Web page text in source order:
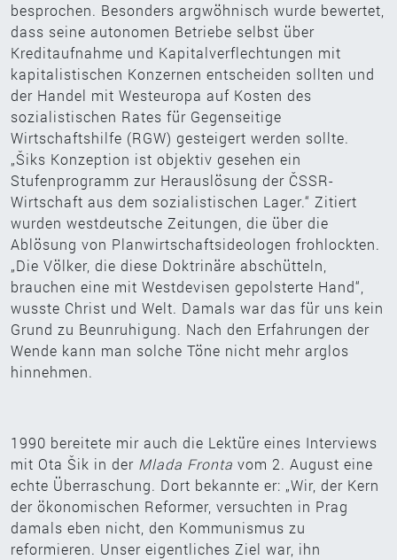
besprochen. Besonders argwöhnisch wurde bewertet,
dass seine autonomen Betriebe selbst über
Kreditaufnahme und Kapitalverflechtungen mit
kapitalistischen Konzernen entscheiden sollten und
der Handel mit Westeuropa auf Kosten des
sozialistischen Rates für Gegenseitige
Wirtschaftshilfe (RGW) gesteigert werden sollte.
„Šiks Konzeption ist objektiv gesehen ein
Stufenprogramm zur Herauslösung der ČSSR-
Wirtschaft aus dem sozialistischen Lager.“ Zitiert
wurden westdeutsche Zeitungen, die über die
Ablösung von Planwirtschaftsideologen frohlockten.
„Die Völker, die diese Doktrinäre abschütteln,
brauchen eine mit Westdevisen gepolsterte Hand“,
wusste Christ und Welt. Damals war das für uns kein
Grund zu Beunruhigung. Nach den Erfahrungen der
Wende kann man solche Töne nicht mehr arglos
hinnehmen.
1990 bereitete mir auch die Lektüre eines Interviews
mit Ota Šik in der Mlada Fronta vom 2. August eine
echte Überraschung. Dort bekannte er: „Wir, der Kern
der ökonomischen Reformer, versuchten in Prag
damals eben nicht, den Kommunismus zu
reformieren. Unser eigentliches Ziel war, ihn